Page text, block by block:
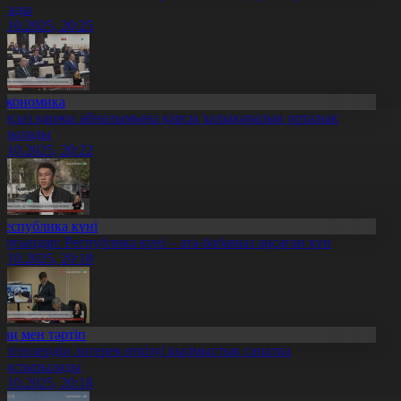
20:25
қаржы айналымына қарсы халықаралық орталық
20:22
күні
Республика күні – ата-бабамыз аңсаған күн
20:18
мен тәртіп
лотерея өткізуі қылмыстық санатқа
20:18